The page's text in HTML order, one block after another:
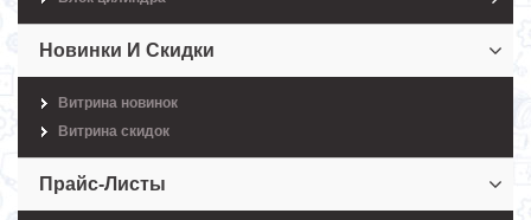
Новинки И Скидки
Витрина новинок
Витрина скидок
Прайс-Листы